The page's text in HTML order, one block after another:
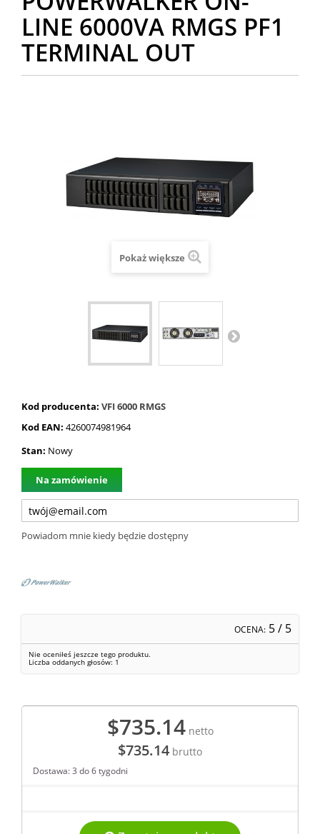
LINE 6000VA RMGS PF1
TERMINAL OUT
Pokaż większe
Kod producenta: VFI 6000 RMGS
Kod EAN: 4260074981964
Stan: Nowy
Na zamówienie
Powiadom mnie kiedy będzie dostępny
OCENA: 5/ 5
Nie oceniłeś jeszcze tego produktu.
Liczba oddanych głosów: 1
$735.14netto
$735.14 brutto
Dostawa: 3 do 6 tygodni